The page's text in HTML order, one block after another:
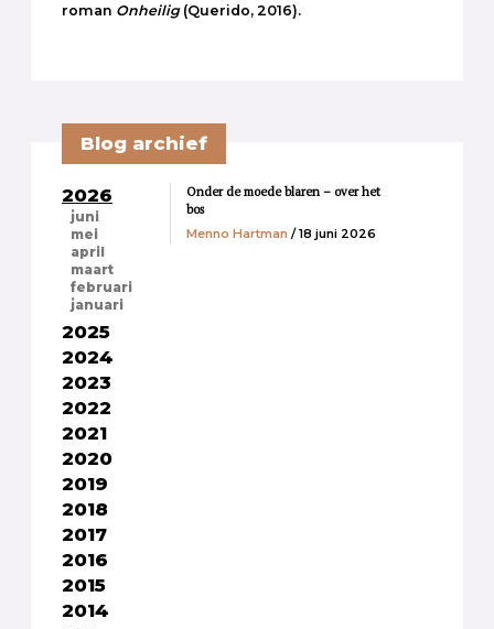
roman Onheilig(Querido, 2016).
Blog archief
2026
juni
mei
april
maart
februari
januari
2025
2024
2023
2022
2021
2020
2019
2018
2017
2016
2015
2014
Onder de moede blaren – over het
bos
Menno Hartman / 18 juni 2026